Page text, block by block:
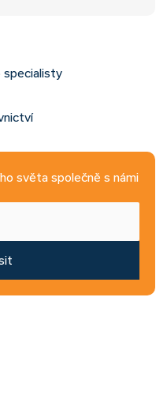
specialisty
světa společně s námi